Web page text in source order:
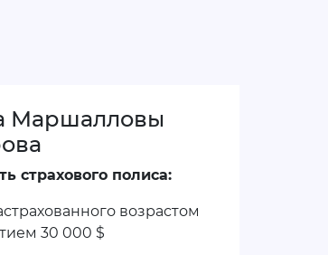
Маршалловы
страхового полиса:
возрастом
30 000 $